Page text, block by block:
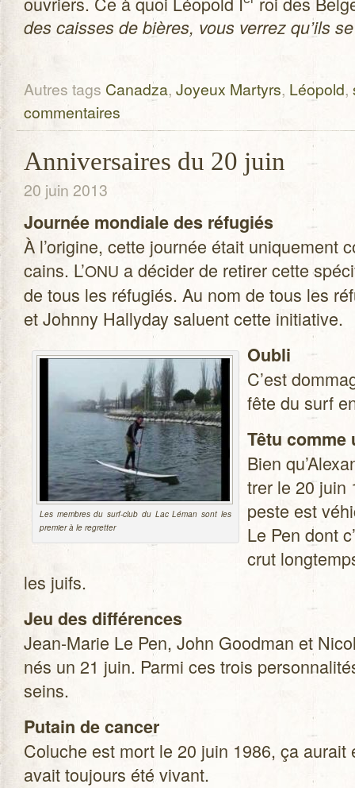
des caisses de bières, vous ver­rez qu’ils
Autres tags Canadza, Joyeux Martyrs, Léopold,
commentaires
Anniversaires du 20 juin
20 juin 2013
Jour­née mon­diale des réfu­giés
À l’origine, cette jour­née était uni­que­ment
cains. L’ONU a déci­der de reti­rer cette
de tous les réfu­giés. Au nom de tous les
et Johnny Hal­ly­day saluent cette initiative.
Les membres du surf-club du Lac Léman sont les
pre­mier à le regretter
Oubli
C’est
fête du surf
Têtu comme
Bien
trer le 20 juin
peste est
Le Pen dont
crut
les juifs.
Jeu des dif­fé­rences
Jean-Marie Le Pen, John Good­man et
nés un 21 juin. Parmi ces trois
seins.
Putain de can­cer
Coluche est mort le 20 juin 1986, ça
avait tou­jours été vivant.